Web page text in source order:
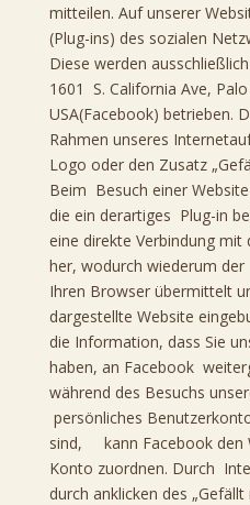
mitteilen. Auf unserer
(Plug-ins) des sozialen
Diese werden
1601 S. California Ave,
USA(Facebook) betrieben.
Rahmen unseres
Logo oder den Zusatz
Beim Besuch einer
die ein derartiges Plug-in
eine direkte Verbindung mit
her, wodurch wiederum
Ihren Browser übermittelt
dargestellte Website
die Information, dass Sie
haben, an Facebook
während des Besuchs
persönliches
sind, kann Facebook den
Konto zuordnen. Durch
durch anklicken des